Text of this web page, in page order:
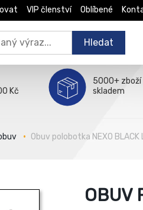
VIP členství Oblíbené
Hledat
Kč
5000+ zboží
skladem
Obuv polobotka NEXO BLACK
OBUV